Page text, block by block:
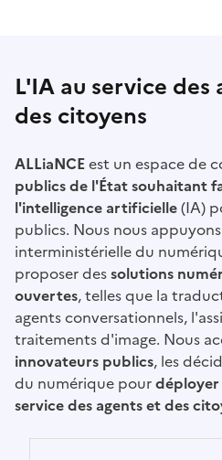
L'IA au service
des citoyens
ALLiaNCEest un espace de
publics de l'État souhaitant
l'intelligence artificielle(IA)
publics. Nous nous
interministérielle du
proposer dessolutions
ouvertes, telles que la
agents conversationnels,
traitements d'image. Nous
innovateurs publics, les
du numérique pourdéployer
service des agents et des